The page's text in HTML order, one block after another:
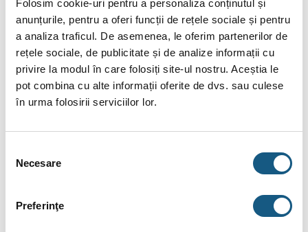
Folosim cookie-uri pentru a personaliza conținutul și
anunțurile, pentru a oferi funcții de rețele sociale și pentru
a analiza traficul. De asemenea, le oferim partenerilor de
rețele sociale, de publicitate și de analize informații cu
privire la modul în care folosiți site-ul nostru. Aceștia le
pot combina cu alte informații oferite de dvs. sau culese
în urma folosirii serviciilor lor.
consimțământului
Necesare
Preferinţe
din INOX gofrata intinsa pe o suprafata mare destinata pentru
producerea ACM.
Date tehnice:
Pierdere de caldura: 3,8 kWh/24h